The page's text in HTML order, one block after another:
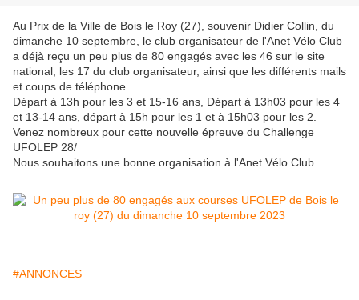
Au Prix de la Ville de Bois le Roy (27), souvenir Didier Collin, du
dimanche 10 septembre, le club organisateur de l'Anet Vélo Club
a déjà reçu un peu plus de 80 engagés avec les 46 sur le site
national, les 17 du club organisateur, ainsi que les différents mails
et coups de téléphone.
Départ à 13h pour les 3 et 15-16 ans, Départ à 13h03 pour les 4
et 13-14 ans, départ à 15h pour les 1 et à 15h03 pour les 2.
Venez nombreux pour cette nouvelle épreuve du Challenge
UFOLEP 28/
Nous souhaitons une bonne organisation à l'Anet Vélo Club.
#ANNONCES